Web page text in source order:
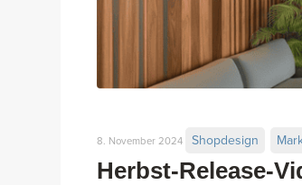
Herbst-Release-
8. November 2024 Shopdesign